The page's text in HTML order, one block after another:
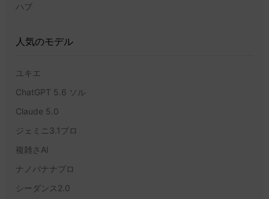
ハブ
人気のモデル
ユキエ
ChatGPT 5.6 ソル
Claude 5.0
ジェミニ3.1プロ
複雑さAI
ナノバナナプロ
シーダンス2.0